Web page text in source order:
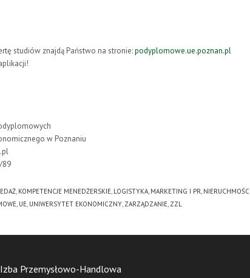
studiów znajdą Państwo na stronie:podyplomowe.ue.poznan.pl
w Poznaniu
89
, KOMPETENCJE MENEDŻERSKIE, LOGISTYKA, MARKETING I PR, NIERUCHMOŚCI
, UE, UNIWERSYTET EKONOMICZNY, ZARZĄDZANIE, ZZL
Przemysłowo-Handlowa